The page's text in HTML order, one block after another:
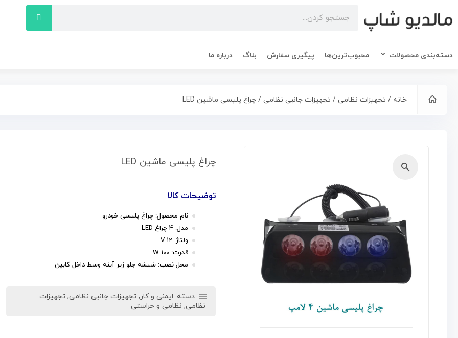
دسته‌بندی محصولات محبوب‌ترین‌ها پیگیری سفارش بلاگ درباره ما
خانه / تجهیزات نظامی / تجهیزات جانبی نظامی / چراغ پلیسی ماشین LED
چراغ پلیسی ماشین LED
توضیحات کالا
نام محصول: چراغ پلیسی خودرو
مدل: 4 چراغ LED
ولتاژ: 12 V
قدرت: 100 W
محل نصب: شیشه جلو زیر آینه وسط داخل کابین
دسته: ایمنی و کار, تجهیزات جانبی نظامی, تجهیزات
نظامی, نظامی و حراستی